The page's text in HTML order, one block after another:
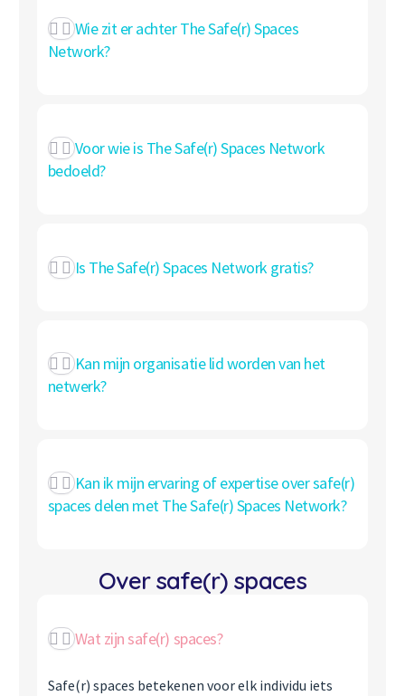
Wie zit er achter The Safe(r) Spaces
Network?
Voor wie is The Safe(r) Spaces Network
bedoeld?
Is The Safe(r) Spaces Network gratis?
Kan mijn organisatie lid worden van het
netwerk?
Kan ik mijn ervaring of expertise over safe(r)
spaces delen met The Safe(r) Spaces Network?
Over safe(r) spaces
Wat zijn safe(r) spaces?
Safe(r) spaces betekenen voor elk individu iets